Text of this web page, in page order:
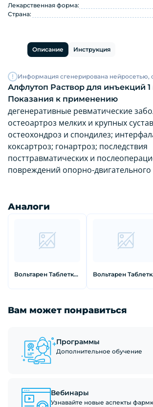
Лекарственная форма:
Страна:
Описание Инструкция
Информация сгенерирована нейросетью,
Алфлутоп Раствор для инъекций 1
Показания к применению
дегенеративные ревматические
остеоартроз мелких и крупных
остеохондроз и спондилез;
коксартроз; гонартроз; последствия
посттравматических и
повреждений опорно-двигательного
Аналоги
Вольтарен Таблетки покрытые оболочкой 25 мг 30 шт
Вам может понравиться
Программы
Дополнительное обучение
Вебинары
Узнавайте новые аспекты